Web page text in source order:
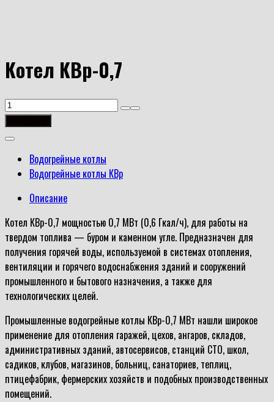
Котел КВр-0,7
Количество
товара
Водогрейные котлы
Водогрейные котлы КВр
Описание
Котел КВр-0,7 мощностью 0,7 МВт (0,6 Гкал/ч), для работы на
твердом топлива — буром и каменном угле. Предназначен для
получения горячей воды, используемой в системах отопления,
вентиляции и горячего водоснабжения зданий и сооружений
промышленного и бытового назначения, а также для
технологических целей.
Промышленные водогрейные котлы КВр-0,7 МВт нашли широкое
применение для отопления гаражей, цехов, ангаров, складов,
административных зданий, автосервисов, станций СТО, школ,
садиков, клубов, магазинов, больниц, санаториев, теплиц,
птицефабрик, фермерских хозяйств и подобных производственных
помещений.